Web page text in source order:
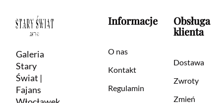
Galeria
Stary
Świat |
Fajans
Informacje
O nas
Kontakt
Regulamin
Obsługa
klienta
Dostawa
Zwroty
Zmień